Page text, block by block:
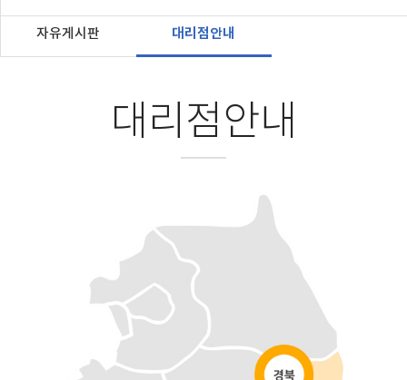
자유게시판 대리점안내
대리점안내